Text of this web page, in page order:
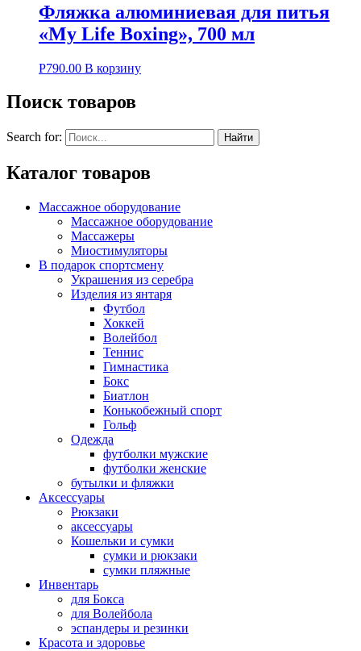
Фляжка алюминиевая для питья
«My Life Boxing», 700 мл
Р790.00 В корзину
Поиск товаров
Search for:
Каталог товаров
Массажное оборудование
Массажное оборудование
Массажеры
Миостимуляторы
В подарок спортсмену
Украшения из серебра
Изделия из янтаря
Футбол
Хоккей
Волейбол
Теннис
Гимнастика
Бокс
Биатлон
Конькобежный спорт
Гольф
Одежда
футболки мужские
футболки женские
бутылки и фляжки
Аксессуары
Рюкзаки
аксессуары
Кошельки и сумки
сумки и рюкзаки
сумки пляжные
Инвентарь
для Бокса
для Волейбола
эспандеры и резинки
Красота и здоровье